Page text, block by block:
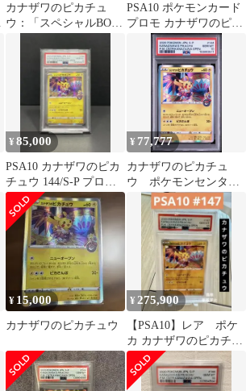
カナザワのピカチュ
ウ：「スペシャルBOX
ザワオープン記念…
PSA10 ポケモンカード
プロモ カナザワのピカ
チュウ 160082555
¥85,000
PSA10 カナザワのピカ
チュウ 144/S-P プロモ
ポケモンセンター
¥ 77,777
カナザワのピカチュ
ウ ポケモンセンター
カナザワオープン記
念 psa10
¥ 15,000
カナザワのピカチュウ
¥275,900
【PSA10】レア ポケ
カ カナザワのピカチュ
ウ #147 KANAZAWA